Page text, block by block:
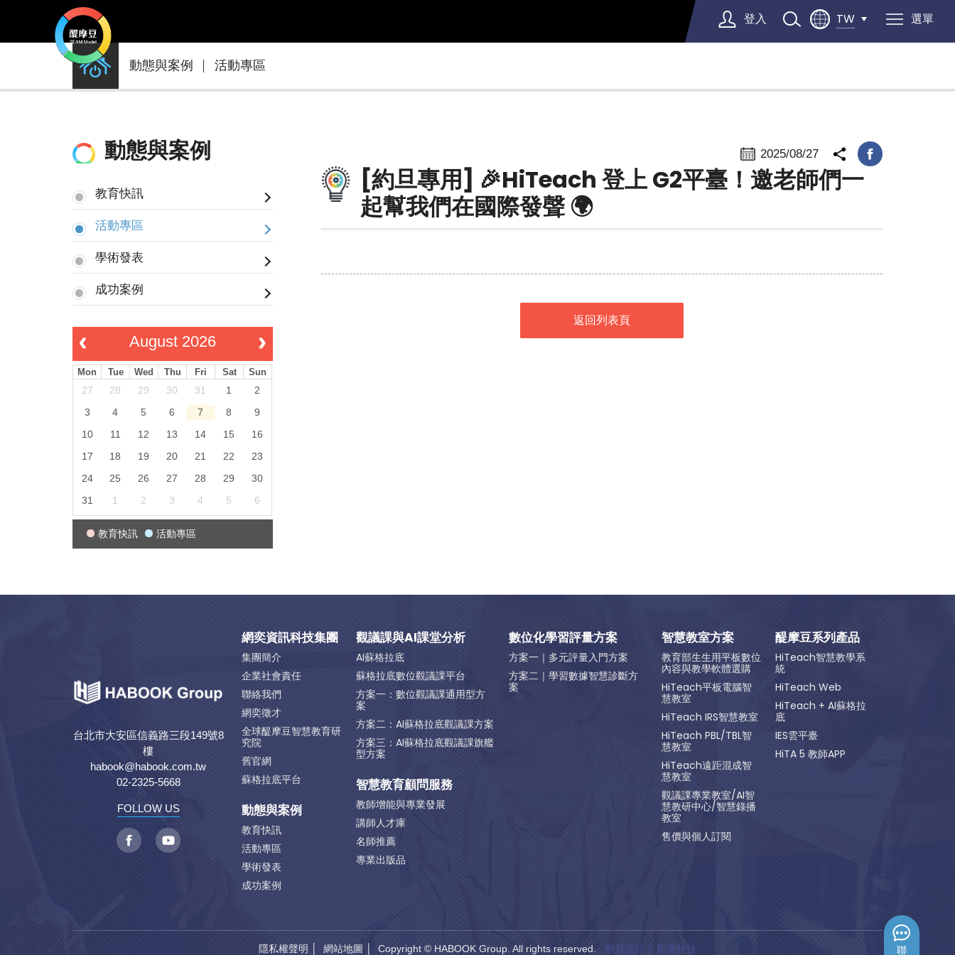
登入 TW 選單
動態與案例 活動專區
動態與案例
教育快訊
活動專區
學術發表
成功案例
August 2026
Mon Tue Wed Thu Fri Sat Sun
27 28 29 30 31 1
2
3
4 5 6 7 8
9
10
11 12 13 14 15
16
17
18 19 20 21 22
23
24
25 26 27 28 29
30
31
1 2 3 4 5 6
教育快訊 活動專區
2025/08/27
[約旦專用] 🎉HiTeach 登上 G2平臺！邀老師們一
起幫我們在國際發聲 🌍
返回列表頁
聯
台北市大安區信義路三段149號8
樓
habook@habook.com.tw
02-2325-5668
FOLLOW US
網奕資訊科技集團
集團簡介
企業社會責任
聯絡我們
網奕徵才
全球醍摩豆智慧教育研
究院
舊官網
蘇格拉底平台
動態與案例
教育快訊
活動專區
學術發表
成功案例
觀議課與AI課堂分析
AI蘇格拉底
蘇格拉底數位觀議課平台
方案一：數位觀議課通用型方
案
方案二：AI蘇格拉底觀議課方案
方案三：AI蘇格拉底觀議課旗艦
型方案
智慧教育顧問服務
教師增能與專業發展
講師人才庫
名師推薦
專業出版品
數位化學習評量方案
方案一｜多元評量入門方案
方案二｜學習數據智慧診斷方
案
智慧教室方案
教育部生生用平板數位
內容與教學軟體選購
HiTeach平板電腦智
慧教室
HiTeach IRS智慧教室
HiTeach PBL/TBL智
慧教室
HiTeach遠距混成智
慧教室
觀議課專業教室/AI智
慧教研中心/智慧錄播
教室
售價與個人訂閱
醍摩豆系列產品
HiTeach智慧教學系
統
HiTeach Web
HiTeach + AI蘇格拉
底
IES雲平臺
HiTA 5 教師APP
隱私權聲明 網站地圖 │ Copyright © HABOOK Group. All rights reserved. 網頁設計 │ 鉅潞科技